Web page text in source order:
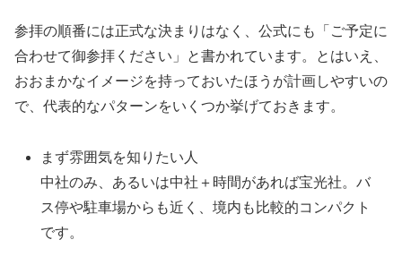
参拝の順番には正式な決まりはなく、公式にも「ご予定に
合わせて御参拝ください」と書かれています。とはいえ、
おおまかなイメージを持っておいたほうが計画しやすいの
で、代表的なパターンをいくつか挙げておきます。
まず雰囲気を知りたい人
中社のみ、あるいは中社＋時間があれば宝光社。バ
ス停や駐車場からも近く、境内も比較的コンパクト
です。